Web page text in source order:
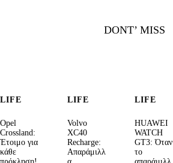
DONT’ MISS
LIFE
Opel
Crossland:
Έτοιμο για
κάθε
LIFE
Volvo
XC40
Recharge:
Απαράμιλλ
LIFE
HUAWEI
WATCH
GT3: Όταν
το